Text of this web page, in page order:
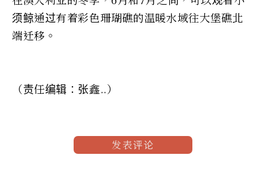
须鲸通过有着彩色珊瑚礁的温暖水域往大堡礁北
端迁移。
（责任编辑：张鑫..）
发表评论